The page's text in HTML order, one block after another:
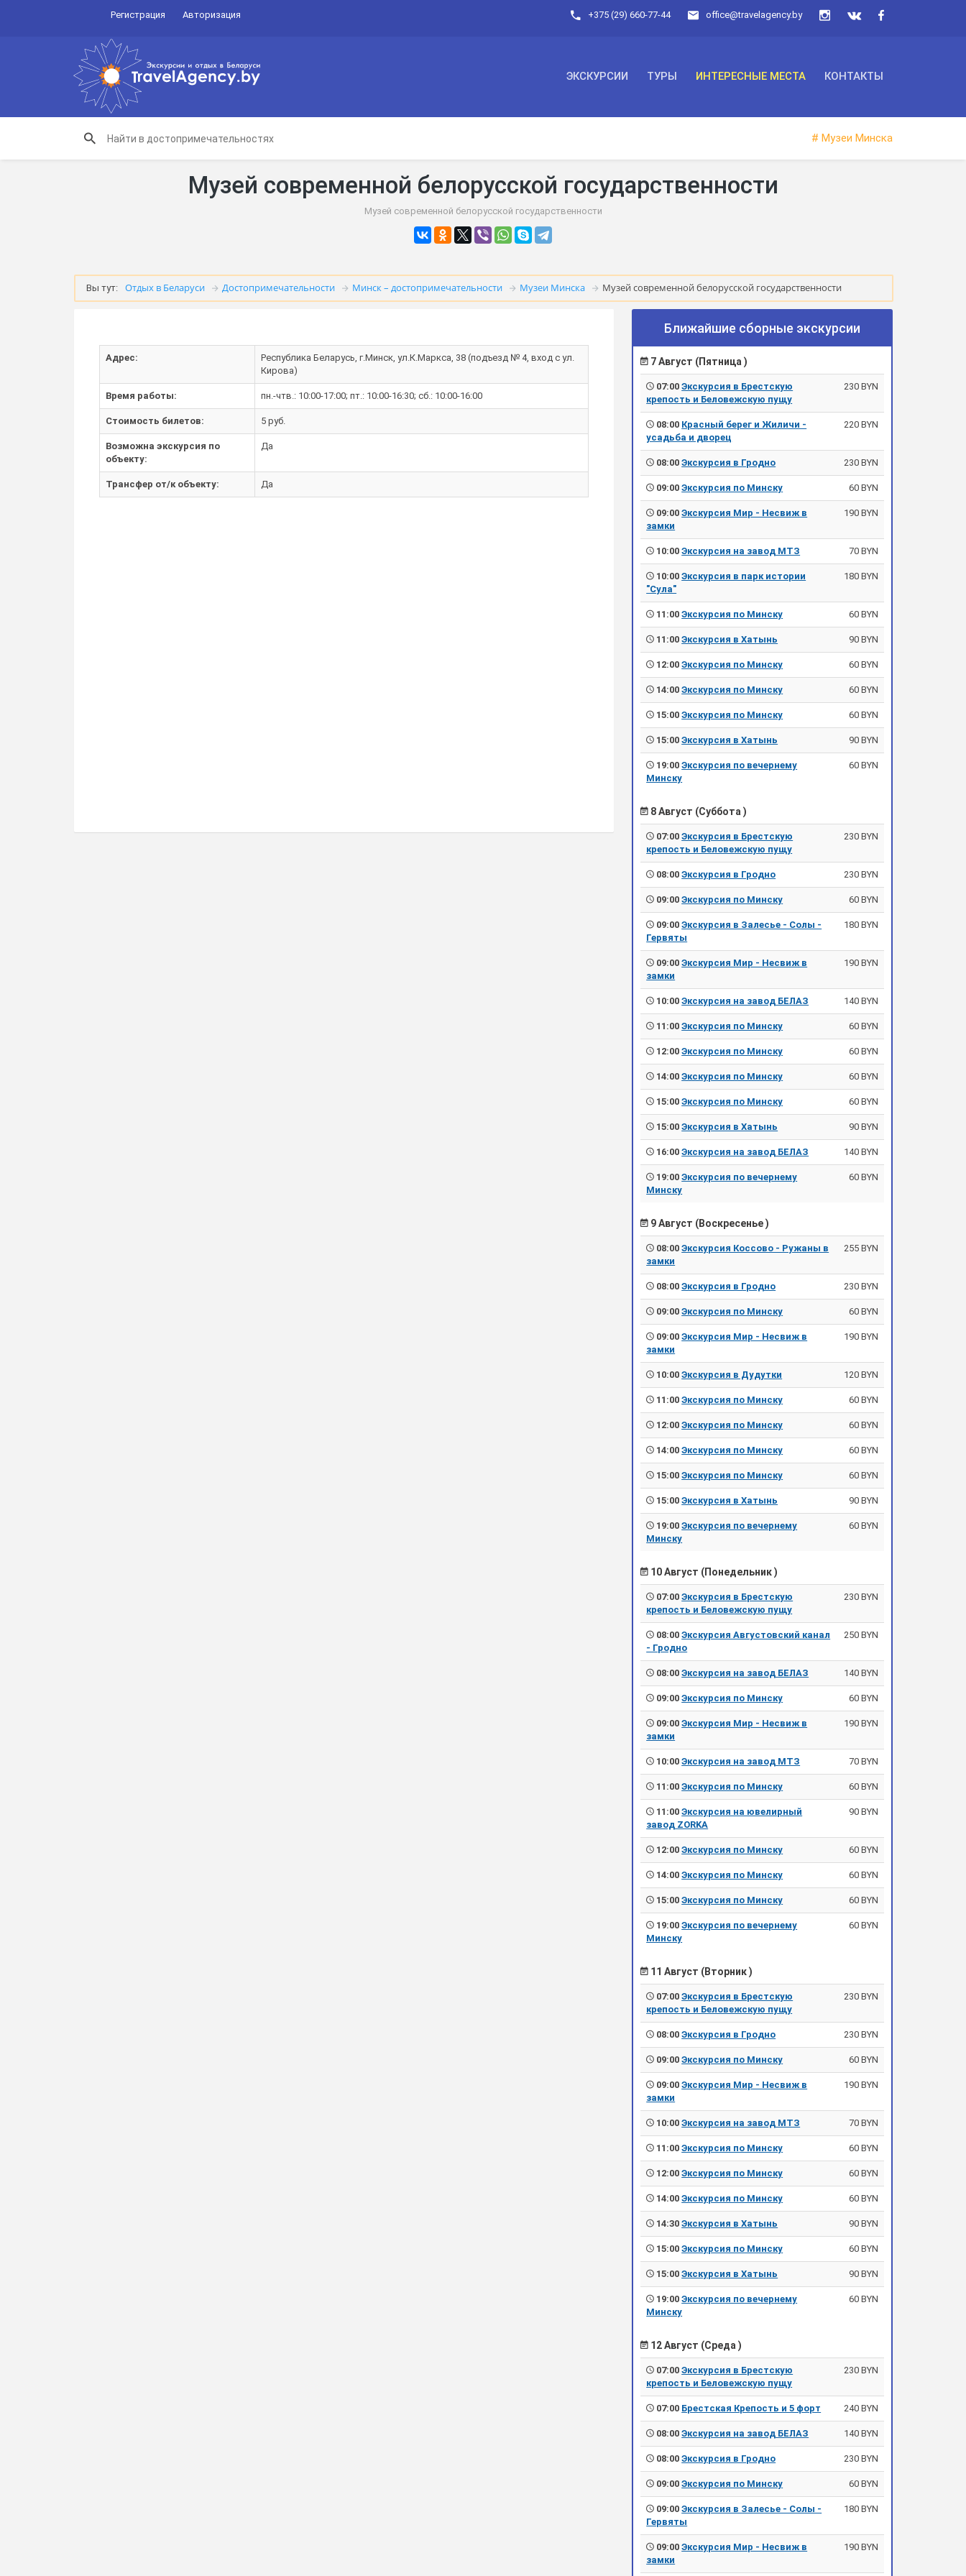
Регистрация Авторизация office@travelagency.by
+375 (29) 660-77-44
ЭКСКУРСИИ ТУРЫ ИНТЕРЕСНЫЕ МЕСТА КОНТАКТЫ
# Музеи Минска
Музей современной белорусской государственности
Музей современной белорусской государственности
Вы тут: Отдых в Беларуси Достопримечательности Минск – достопримечательности Музеи Минска Музей современной белорусской государственности
Адрес:
Республика Беларусь, г.Минск, ул.К.Маркса, 38 (подъезд № 4, вход с ул.
Кирова)
Время работы: пн.-чтв.: 10:00-17:00; пт.: 10:00-16:30; сб.: 10:00-16:00
Стоимость билетов: 5 руб.
Возможна экскурсия по
объекту:
Да
Трансфер от/к объекту: Да
Ближайшие сборные экскурсии
7 Август (Пятница )
07:00Экскурсия в Брестскую
крепость и Беловежскую пущу
230 BYN
08:00 Красный берег и Жиличи -
усадьба и дворец
220 BYN
08:00Экскурсия в Гродно 230 BYN
09:00Экскурсия по Минску 60 BYN
09:00Экскурсия Мир - Несвиж в
замки
190 BYN
10:00Экскурсия на завод МТЗ 70 BYN
10:00Экскурсия в парк истории
"Сула"
180 BYN
11:00Экскурсия по Минску 60 BYN
11:00Экскурсия в Хатынь 90 BYN
12:00Экскурсия по Минску 60 BYN
14:00Экскурсия по Минску 60 BYN
15:00Экскурсия по Минску 60 BYN
15:00Экскурсия в Хатынь 90 BYN
19:00Экскурсия по вечернему
Минску
60 BYN
8 Август (Суббота )
07:00Экскурсия в Брестскую
крепость и Беловежскую пущу
230 BYN
08:00Экскурсия в Гродно 230 BYN
09:00Экскурсия по Минску 60 BYN
09:00Экскурсия в Залесье - Солы -
Гервяты
180 BYN
09:00Экскурсия Мир - Несвиж в
замки
190 BYN
10:00Экскурсия на завод БЕЛАЗ 140 BYN
11:00Экскурсия по Минску 60 BYN
12:00Экскурсия по Минску 60 BYN
14:00Экскурсия по Минску 60 BYN
15:00Экскурсия по Минску 60 BYN
15:00Экскурсия в Хатынь 90 BYN
16:00Экскурсия на завод БЕЛАЗ 140 BYN
19:00Экскурсия по вечернему
Минску
60 BYN
9 Август (Воскресенье )
08:00Экскурсия Коссово - Ружаны в
замки
255 BYN
08:00Экскурсия в Гродно 230 BYN
09:00Экскурсия по Минску 60 BYN
09:00Экскурсия Мир - Несвиж в
замки
190 BYN
10:00Экскурсия в Дудутки 120 BYN
11:00Экскурсия по Минску 60 BYN
12:00Экскурсия по Минску 60 BYN
14:00Экскурсия по Минску 60 BYN
15:00Экскурсия по Минску 60 BYN
15:00Экскурсия в Хатынь 90 BYN
19:00Экскурсия по вечернему
Минску
60 BYN
10 Август (Понедельник )
07:00Экскурсия в Брестскую
крепость и Беловежскую пущу
230 BYN
08:00Экскурсия Августовский канал
- Гродно
250 BYN
08:00Экскурсия на завод БЕЛАЗ 140 BYN
09:00Экскурсия по Минску 60 BYN
09:00Экскурсия Мир - Несвиж в
замки
190 BYN
10:00Экскурсия на завод МТЗ 70 BYN
11:00Экскурсия по Минску 60 BYN
11:00Экскурсия на ювелирный
завод ZORKA
90 BYN
12:00Экскурсия по Минску 60 BYN
14:00Экскурсия по Минску 60 BYN
15:00Экскурсия по Минску 60 BYN
19:00Экскурсия по вечернему
Минску
60 BYN
11 Август (Вторник )
07:00Экскурсия в Брестскую
крепость и Беловежскую пущу
230 BYN
08:00Экскурсия в Гродно 230 BYN
09:00Экскурсия по Минску 60 BYN
09:00Экскурсия Мир - Несвиж в
замки
190 BYN
10:00Экскурсия на завод МТЗ 70 BYN
11:00Экскурсия по Минску 60 BYN
12:00Экскурсия по Минску 60 BYN
14:00Экскурсия по Минску 60 BYN
14:30Экскурсия в Хатынь 90 BYN
15:00Экскурсия по Минску 60 BYN
15:00Экскурсия в Хатынь 90 BYN
19:00Экскурсия по вечернему
Минску
60 BYN
12 Август (Среда )
07:00Экскурсия в Брестскую
крепость и Беловежскую пущу
230 BYN
07:00 Брестская Крепость и 5 форт 240 BYN
08:00Экскурсия на завод БЕЛАЗ 140 BYN
08:00Экскурсия в Гродно 230 BYN
09:00Экскурсия по Минску 60 BYN
09:00Экскурсия в Залесье - Солы -
Гервяты
180 BYN
09:00Экскурсия Мир - Несвиж в
замки
190 BYN